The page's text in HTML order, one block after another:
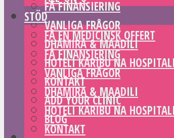
FÅ FINANSIERING
VANLIGA FRÅGOR
DHAMIRA & MAADILI
HOTELI KARIBU NA HOSPITALI
KONTAKT
ADD YOUR CLINIC
BLOG
STÖD
FÅ EN MEDICINSK OFFERT
FÅ FINANSIERING
VANLIGA FRÅGOR
DHAMIRA & MAADILI
HOTELI KARIBU NA HOSPITALI
KONTAKT